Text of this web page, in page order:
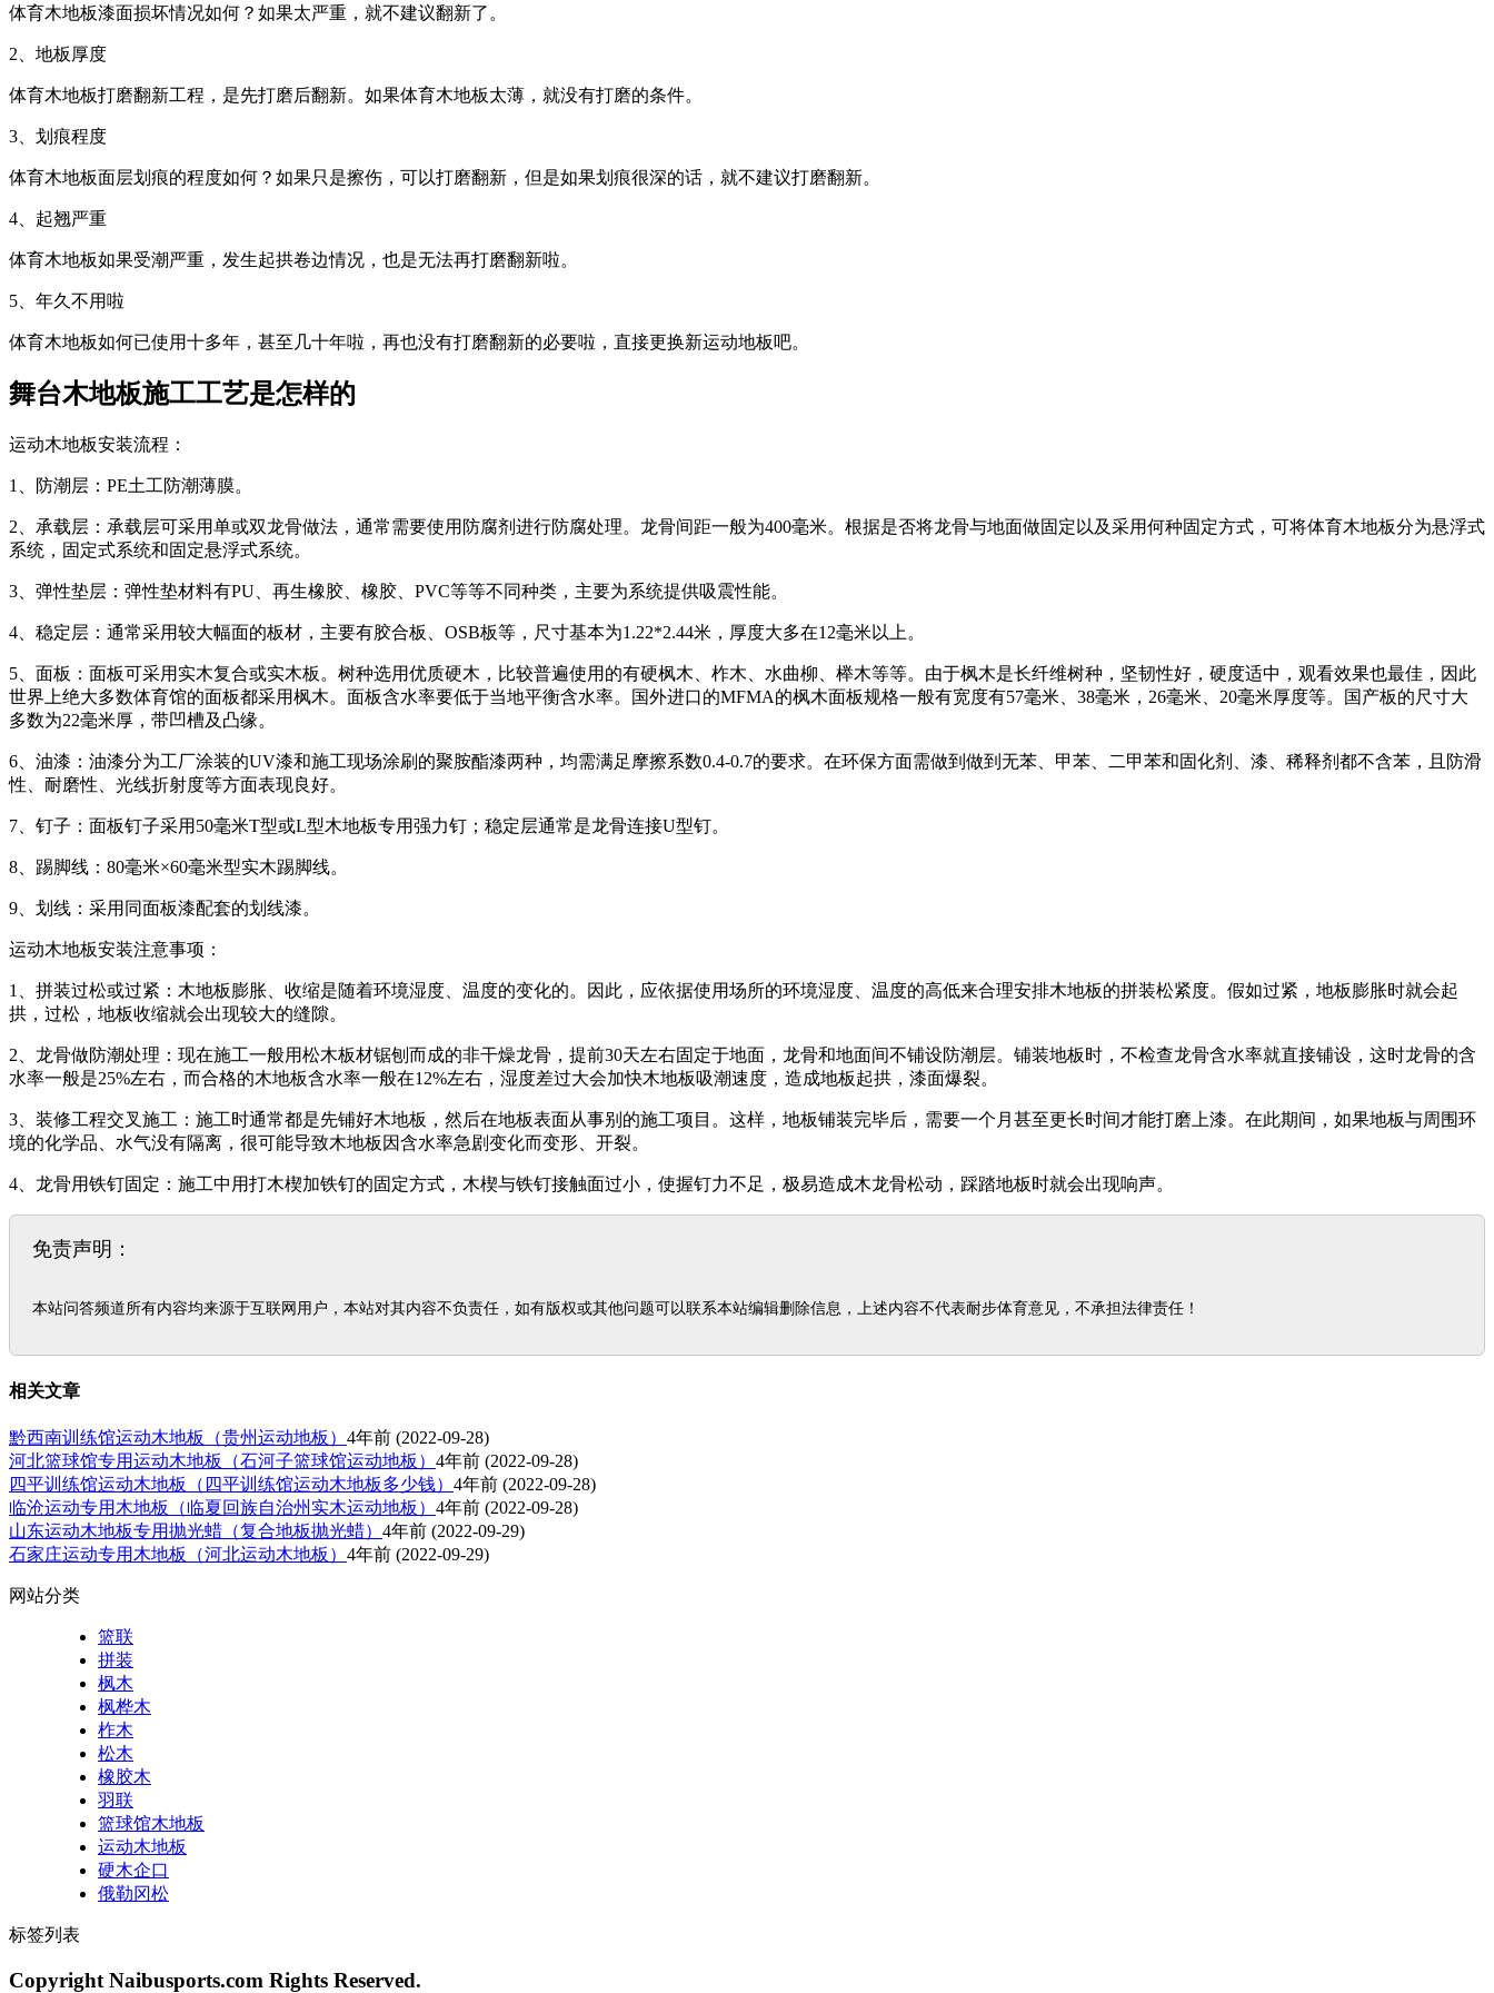
体育木地板漆面损坏情况如何？如果太严重，就不建议翻新了。
2、地板厚度
体育木地板打磨翻新工程，是先打磨后翻新。如果体育木地板太薄，就没有打磨的条件。
3、划痕程度
体育木地板面层划痕的程度如何？如果只是擦伤，可以打磨翻新，但是如果划痕很深的话，就不建议打磨翻新。
4、起翘严重
体育木地板如果受潮严重，发生起拱卷边情况，也是无法再打磨翻新啦。
5、年久不用啦
体育木地板如何已使用十多年，甚至几十年啦，再也没有打磨翻新的必要啦，直接更换新运动地板吧。
舞台木地板施工工艺是怎样的
运动木地板安装流程：
1、防潮层：PE土工防潮薄膜。
2、承载层：承载层可采用单或双龙骨做法，通常需要使用防腐剂进行防腐处理。龙骨间距一般为400毫米。根据是否将龙骨与地面做固定以及采用何种固定方式，可将体育木地板分为悬浮式
系统，固定式系统和固定悬浮式系统。
3、弹性垫层：弹性垫材料有PU、再生橡胶、橡胶、PVC等等不同种类，主要为系统提供吸震性能。
4、稳定层：通常采用较大幅面的板材，主要有胶合板、OSB板等，尺寸基本为1.22*2.44米，厚度大多在12毫米以上。
5、面板：面板可采用实木复合或实木板。树种选用优质硬木，比较普遍使用的有硬枫木、柞木、水曲柳、榉木等等。由于枫木是长纤维树种，坚韧性好，硬度适中，观看效果也最佳，因此
世界上绝大多数体育馆的面板都采用枫木。面板含水率要低于当地平衡含水率。国外进口的MFMA的枫木面板规格一般有宽度有57毫米、38毫米，26毫米、20毫米厚度等。国产板的尺寸大
多数为22毫米厚，带凹槽及凸缘。
6、油漆：油漆分为工厂涂装的UV漆和施工现场涂刷的聚胺酯漆两种，均需满足摩擦系数0.4-0.7的要求。在环保方面需做到做到无苯、甲苯、二甲苯和固化剂、漆、稀释剂都不含苯，且防滑
性、耐磨性、光线折射度等方面表现良好。
7、钉子：面板钉子采用50毫米T型或L型木地板专用强力钉；稳定层通常是龙骨连接U型钉。
8、踢脚线：80毫米×60毫米型实木踢脚线。
9、划线：采用同面板漆配套的划线漆。
运动木地板安装注意事项：
1、拼装过松或过紧：木地板膨胀、收缩是随着环境湿度、温度的变化的。因此，应依据使用场所的环境湿度、温度的高低来合理安排木地板的拼装松紧度。假如过紧，地板膨胀时就会起
拱，过松，地板收缩就会出现较大的缝隙。
2、龙骨做防潮处理：现在施工一般用松木板材锯刨而成的非干燥龙骨，提前30天左右固定于地面，龙骨和地面间不铺设防潮层。铺装地板时，不检查龙骨含水率就直接铺设，这时龙骨的含
水率一般是25%左右，而合格的木地板含水率一般在12%左右，湿度差过大会加快木地板吸潮速度，造成地板起拱，漆面爆裂。
3、装修工程交叉施工：施工时通常都是先铺好木地板，然后在地板表面从事别的施工项目。这样，地板铺装完毕后，需要一个月甚至更长时间才能打磨上漆。在此期间，如果地板与周围环
境的化学品、水气没有隔离，很可能导致木地板因含水率急剧变化而变形、开裂。
4、龙骨用铁钉固定：施工中用打木楔加铁钉的固定方式，木楔与铁钉接触面过小，使握钉力不足，极易造成木龙骨松动，踩踏地板时就会出现响声。
免责声明：
本站问答频道所有内容均来源于互联网用户，本站对其内容不负责任，如有版权或其他问题可以联系本站编辑删除信息，上述内容不代表耐步体育意见，不承担法律责任！
相关文章
黔西南训练馆运动木地板（贵州运动地板） 4年前 (2022-09-28)
河北篮球馆专用运动木地板（石河子篮球馆运动地板） 4年前 (2022-09-28)
四平训练馆运动木地板（四平训练馆运动木地板多少钱） 4年前 (2022-09-28)
临沧运动专用木地板（临夏回族自治州实木运动地板） 4年前 (2022-09-28)
山东运动木地板专用抛光蜡（复合地板抛光蜡） 4年前 (2022-09-29)
石家庄运动专用木地板（河北运动木地板） 4年前 (2022-09-29)
网站分类
篮联
拼装
枫木
枫桦木
柞木
松木
橡胶木
羽联
篮球馆木地板
运动木地板
硬木企口
俄勒冈松
标签列表
Copyright Naibusports.com Rights Reserved.